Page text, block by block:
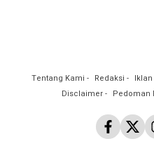
Tentang Kami Redaksi
Disclaimer
Pedoman